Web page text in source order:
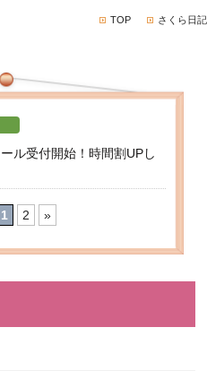
TOP さくら日記
ル受付開始！時間割UPし
1 2 »